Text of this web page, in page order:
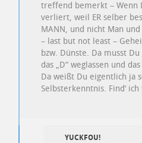
treffend bemerkt – Wenn
verliert, weil ER selber
MANN, und nicht Man und
– last but not least –
bzw. Dünste. Da musst
das „D“ weglassen und
Da weißt Du eigentlich ja
Selbsterkenntnis. Find‘
YUCKFOU!